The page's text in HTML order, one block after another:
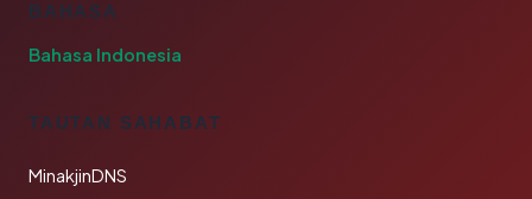
BAHASA
Bahasa Indonesia
TAUTAN SAHABAT
MinakjinDNS